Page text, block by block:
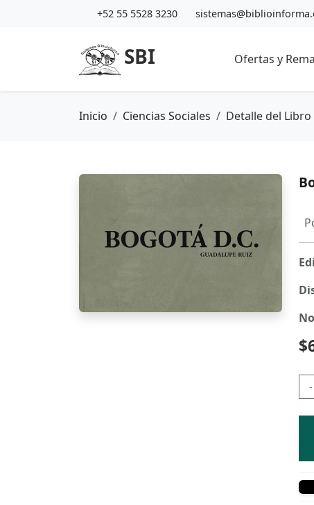
+52 55 5528 3230
SBI Ofertas y
Inicio Ciencias Sociales Detalle del Libro
-